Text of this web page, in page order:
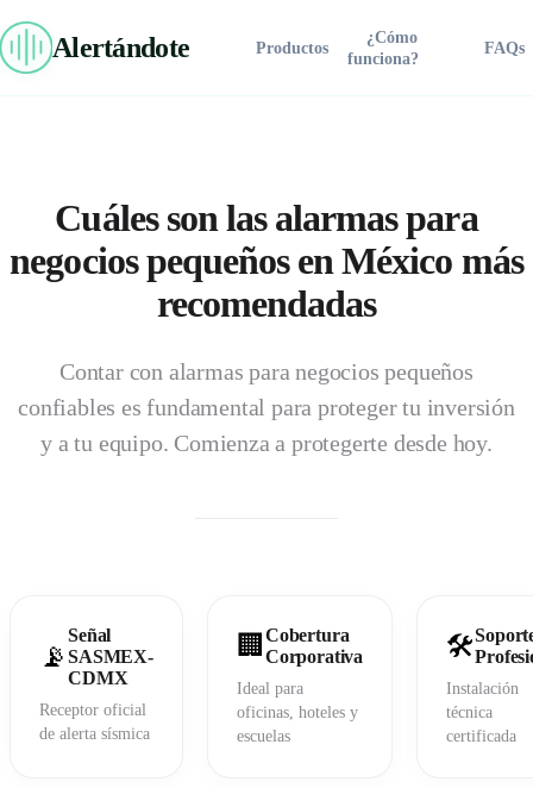
Alertándote Productos
¿Cómo
funciona?
FAQs
Alertándote
Comprar Ahora
Residencial
Línea Pro
Industrial
Contacto
Hazte Distribuidor
Portal de Clientes
Cuáles son lasalarmas para
negocios pequeñosen México más
recomendadas
Contar con alarmas para negocios pequeños
confiables es fundamental para proteger tu inversión
y a tu equipo. Comienza a protegerte desde hoy.
📡
Señal
SASMEX-
CDMX
Receptor oficial
de alerta sísmica
🏢 Cobertura
Corporativa
Ideal para
oficinas, hoteles y
escuelas
🛠️
Instalación
técnica
certificada
zona, confirma tu número de WhatsApp:
⚡ Fila de atención prioritaria de Alertándote®